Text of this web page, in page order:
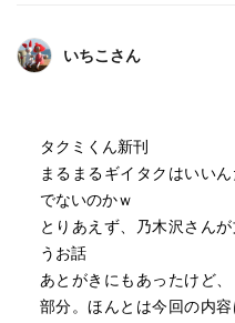
いちこさん
タクミくん新刊
まるまるギイタクはいい
でないのかｗ
とりあえず、乃木沢さん
うお話
あとがきにもあったけど
部分。ほんとは今回の内